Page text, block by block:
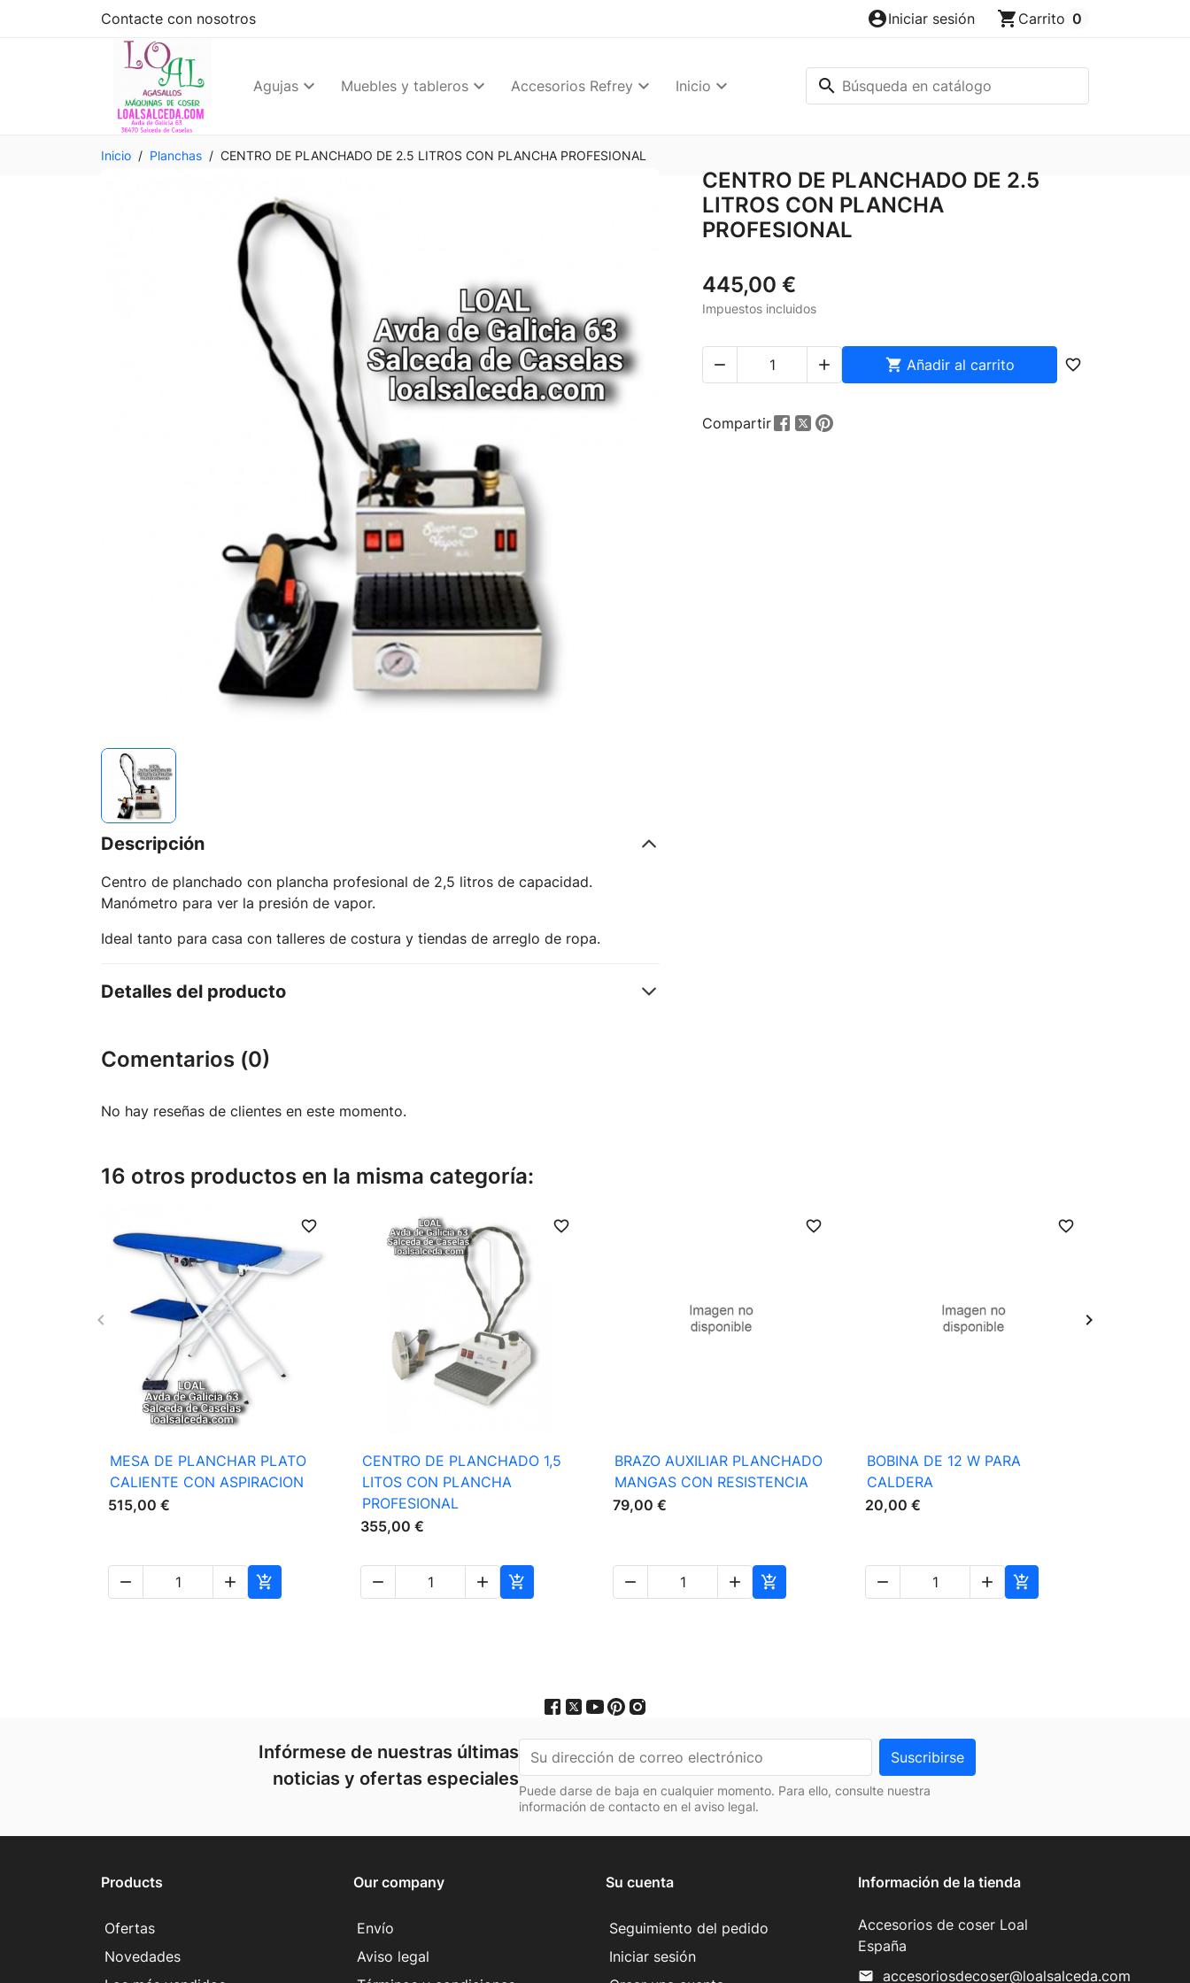
Contacte con nosotros account_circleIniciar sesión shopping_cart Carrito 0
Agujas Muebles y tableros Accesorios Refrey Inicio search
Inicio Planchas CENTRO DE PLANCHADO DE 2.5 LITROS CON PLANCHA PROFESIONAL
CENTRO DE PLANCHADO DE 2.5
LITROS CON PLANCHA
PROFESIONAL
445,00 €
Impuestos incluidos
   Añadir al carrito favorite_border
Compartir
Descripción
Centro de planchado con plancha profesional de 2,5 litros de capacidad.
Manómetro para ver la presión de vapor.
Ideal tanto para casa con talleres de costura y tiendas de arreglo de ropa.
Detalles del producto
Comentarios (0)
No hay reseñas de clientes en este momento.
16 otros productos en la misma categoría:
Vista rápida
favorite_border
MESA DE PLANCHAR PLATO
CALIENTE CON ASPIRACION
515,00 €
  
Vista rápida
favorite_border
CENTRO DE PLANCHADO 1,5
LITOS CON PLANCHA
PROFESIONAL
355,00 €
  
Vista rápida
favorite_border
BRAZO AUXILIAR PLANCHADO
MANGAS CON RESISTENCIA
79,00 €
  
 Vista rápida
favorite_border
BOBINA DE 12 W PARA
CALDERA
20,00 €
  
Infórmese de nuestras últimas
noticias y ofertas especiales
Puede darse de baja en cualquier momento. Para ello, consulte nuestra
información de contacto en el aviso legal.
Products
Ofertas
Novedades
Our company
Envío
Aviso legal
Su cuenta
Seguimiento del pedido
Iniciar sesión
Información de la tienda
Accesorios de coser Loal
España
mail accesoriosdecoser@loalsalceda.com